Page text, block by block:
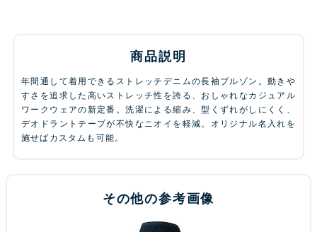
商品説明
年間通して着用できるストレッチデニムの長袖ブルゾン。動きや
すさを追求した高いストレッチ性を誇る、おしゃれなカジュアル
ワークウェアの新定番。洗濯による縮み、型くずれがしにくく、
デオドラントテープが不快なニオイを軽減。オリジナル名入れを
施せばカスタムも可能。
その他の参考画像